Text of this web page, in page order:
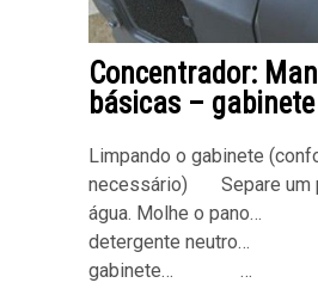
Concentrador:
básicas – gabinete
Limpando o gabinete
necessário) Separe um
água. Molhe o pano…
detergente neutro…
gabinete… …